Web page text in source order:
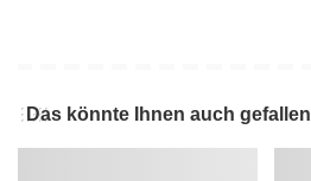
Das könnte Ihnen auch gefallen